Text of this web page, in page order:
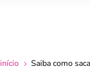
início Saiba como